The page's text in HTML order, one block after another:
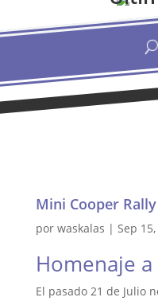
Mini Cooper
por waskalas | Sep
Homenaje
El pasado 21 de Julio